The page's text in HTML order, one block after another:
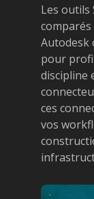
Les outils
Autodesk
pour
discipline
ces
vos